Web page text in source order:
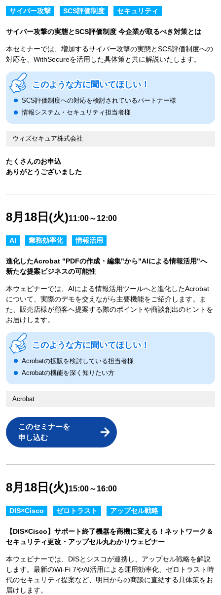
たくさんのお申込
ありがとうございました
サイバー攻撃 SCS評価制度 セキュリティ
サイバー攻撃の実態とSCS評価制度 今企業が取るべき対策とは
本セミナーでは、増加するサイバー攻撃の実態とSCS評価制度への
対応を、WithSecureを活用した具体策と共に解説いたします。
このような方に聞いてほしい！
SCS評価制度への対応を検討されているパートナー様
情報システム・セキュリティ担当者様
ウィズセキュア株式会社
8月18日(火)11:00～12:00
このセミナーを
申し込む
AI 業務効率化 情報活用
進化したAcrobat "PDFの作成・編集"から"AIによる情報活用"へ
新たな提案ビジネスの可能性
本ウェビナーでは、AIによる情報活用ツールへと進化したAcrobat
について、実際のデモを交えながら主要機能をご紹介します。ま
た、販売店様が顧客へ提案する際のポイントや商談創出のヒントを
お届けします。
このような方に聞いてほしい！
Acrobatの拡販を検討している担当者様
Acrobatの機能を深く知りたい方
Acrobat
8月18日(火)15:00～16:00
DIS×Cisco ゼロトラスト アップセル戦略
【DIS×Cisco】サポート終了機器を商機に変える！ネットワーク＆
セキュリティ更改・アップセル丸わかりウェビナー
本ウェビナーでは、DISとシスコが連携し、アップセル戦略を解説
します。最新のWi-Fi 7やAI活用による運用効率化、ゼロトラスト時
代のセキュリティ提案など、明日からの商談に直結する具体策をお
届けします。